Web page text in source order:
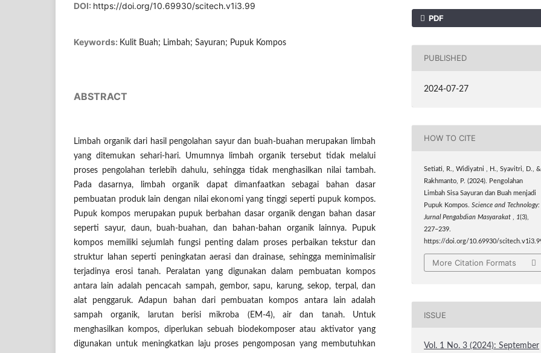
DOI: https://doi.org/10.69930/scitech.v1i3.99
Keywords: Kulit Buah; Limbah; Sayuran; Pupuk Kompos
ABSTRACT
Limbah organik dari hasil pengolahan sayur dan buah-buahan merupakan limbah
yang ditemukan sehari-hari. Umumnya limbah organik tersebut tidak melalui
proses pengolahan terlebih dahulu, sehingga tidak menghasilkan nilai tambah.
Pada dasarnya, limbah organik dapat dimanfaatkan sebagai bahan dasar
pembuatan produk lain dengan nilai ekonomi yang tinggi seperti pupuk kompos.
Pupuk kompos merupakan pupuk berbahan dasar organik dengan bahan dasar
seperti sayur, daun, buah-buahan, dan bahan-bahan organik lainnya. Pupuk
kompos memiliki sejumlah fungsi penting dalam proses perbaikan tekstur dan
struktur lahan seperti peningkatan aerasi dan drainase, sehingga meminimalisir
terjadinya erosi tanah. Peralatan yang digunakan dalam pembuatan kompos
antara lain adalah pencacah sampah, gembor, sapu, karung, sekop, terpal, dan
alat penggaruk. Adapun bahan dari pembuatan kompos antara lain adalah
sampah organik, larutan berisi mikroba (EM-4), air dan tanah. Untuk
menghasilkan kompos, diperlukan sebuah biodekomposer atau aktivator yang
digunakan untuk meningkatkan laju proses pengomposan yang membutuhkan
PDF
PUBLISHED
2024-07-27
HOW TO CITE
Setiati, R., Widiyatni , H., Syavitri, D., &
Rakhmanto, P. (2024). Pengolahan
Limbah Sisa Sayuran dan Buah menjadi
Pupuk Kompos.Science and Technology:
Jurnal Pengabdian Masyarakat
1(3),
227–239.
https://doi.org/10.69930/
More Citation Formats
ISSUE
Vol. 1 No. 3 (2024): September